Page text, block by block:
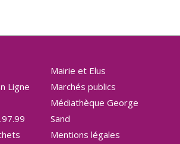
Ligne
Mairie et Elus
Marchés publics
Médiathèque George
Sand
Mentions légales